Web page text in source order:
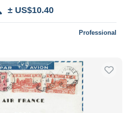
± US$10.40
Professional